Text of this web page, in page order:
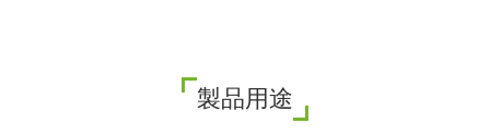
製品用途